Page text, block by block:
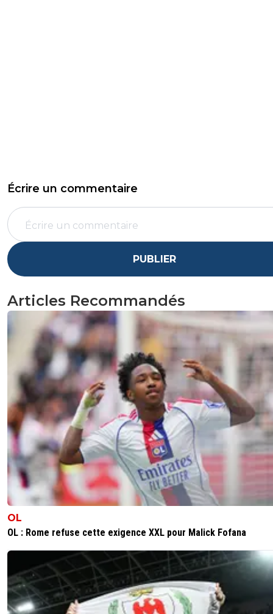
Écrire un commentaire
PUBLIER
Articles Recommandés
OL
OL : Rome refuse cette exigence XXL pour Malick Fofana